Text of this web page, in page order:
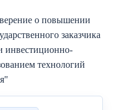
о повышении
заказчика
инвестиционно-
технологий